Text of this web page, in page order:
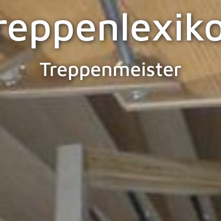
Treppenmeister